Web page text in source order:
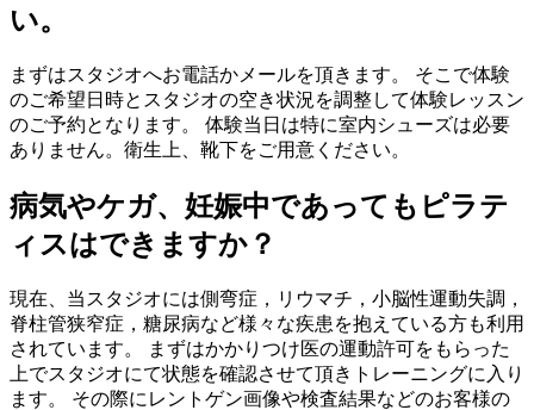
い。
まずはスタジオへお電話かメールを頂きます。 そこで体験
のご希望日時とスタジオの空き状況を調整して体験レッスン
のご予約となります。 体験当日は特に室内シューズは必要
ありません。衛生上、靴下をご用意ください。
病気やケガ、妊娠中であってもピラテ
ィスはできますか？
現在、当スタジオには側弯症，リウマチ，小脳性運動失調，
脊柱管狭窄症，糖尿病など様々な疾患を抱えている方も利用
されています。 まずはかかりつけ医の運動許可をもらった
上でスタジオにて状態を確認させて頂きトレーニングに入り
ます。 その際にレントゲン画像や検査結果などのお客様の